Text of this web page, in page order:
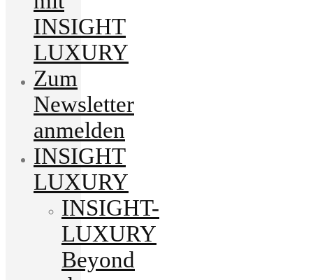
INSIGHT
LUXURY
Zum
Newsletter
anmelden
INSIGHT
LUXURY
INSIGHT-
LUXURY
Beyond